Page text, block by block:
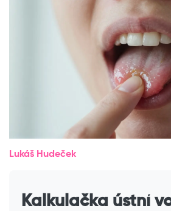
Lukáš Hudeček
Kalkulačka ústní